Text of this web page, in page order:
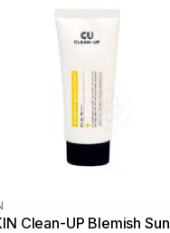
Clean-UP Blemish Sun